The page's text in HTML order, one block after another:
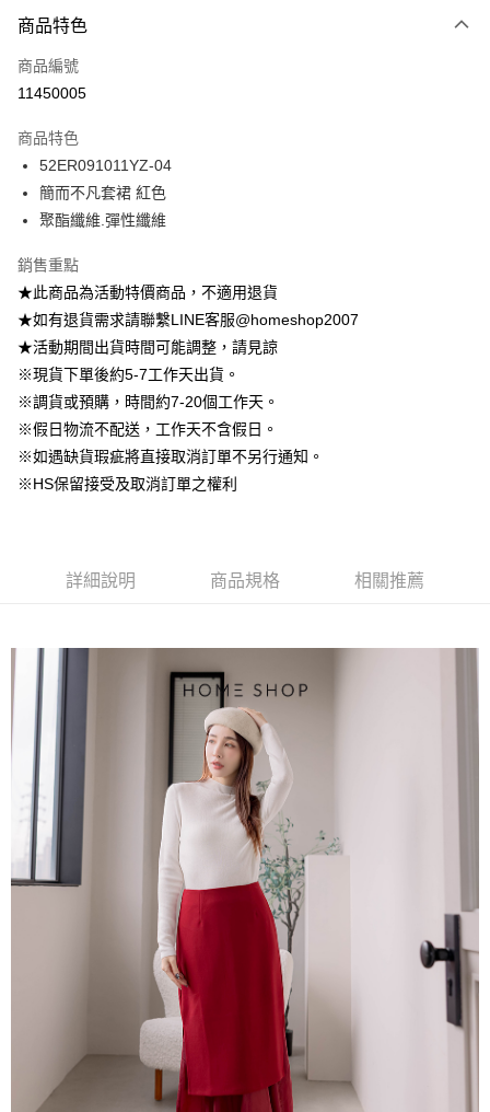
信用卡一次付款
信用卡分期付款
合作金庫商業銀行
華南商業銀行
上海商業儲蓄銀行
國泰世華商業銀行
匯豐（台灣）商業銀行
聯邦商業銀行
遠東國際商業銀行
元大商業銀行
星展（台灣）商業銀行
台新國際商業銀行
中國信託商業銀行
台灣樂天信用卡公司
6 期 0 利率 每期
華南商業銀行
上海商業儲蓄銀行
臺灣中小企業銀行
匯豐（台灣）商業銀行
華泰商業銀行
聯邦商業銀行
遠東國際商業銀行
元大商業銀行
永豐商業銀行
玉山商業銀行
台灣樂天信用卡公司
合作金庫商業銀行
上海商業儲蓄銀行
國泰世華商業銀行
兆豐國際商業銀行
臺灣中小企業銀行
台中商業銀行
匯豐（台灣）商業銀行
華泰商業銀行
聯邦商業銀行
遠東國際商業銀行
元大商業銀行
玉山商業銀行
星展（台灣）商業銀行
台新國際商業銀行
台灣樂天信用卡公司
24 期 0 利率 每期
華南商業銀行
上海商業儲蓄銀行
台北富邦商業銀行
兆豐國際商業銀行
臺灣中小企業銀行
台中商業銀行
匯豐（台灣）商業銀行
華泰商業銀行
聯邦商業銀行
遠東國際商業銀行
永豐商業銀行
玉山商業銀行
星展（台灣）商業銀行
台新國際商業銀行
中國信託商業銀行
台灣樂天信用卡公司
Apple Pay
街口支付
悠遊付
大哥付你分期
相關說明
【大哥付你分期使用說明】
1.本服務由台灣大哥大提供，台灣大哥大用戶可立即使用無須另外申請。
4.訂單成立30分鐘內，如未前往確認交易或遇審核未通過，訂單將自動取
1.分期款項不併入電信帳單，「大哥付你分期」於每月結算日後寄送繳費提
醒簡訊。
2.透過簡訊連結打開帳單後，可選擇「超商條碼／台灣大直營門市／銀行轉
帳／街口支付／iPASS MONEY」等通路繳費。
【注意事項】
1.本服務係由「台灣大哥大股份有限公司」（以下簡稱本公司）所提供，讓
用戶於交易時，得透過本服務購買商品或服務，並由商店將買賣／分期付款
買賣價金債權讓與本公司後，依約使用本公司帳單繳交帳款。
2.基於同意付款使用「大哥付你分期」之契約關係目的，商店將以您的個人
資料（包含姓名、電話或地址）提供予台灣大哥大進項蒐集、處理及利用，
由本公司與您本人進行分期帳單所需資料之確認、核對及更正。
3.完整用戶服務條款，請詳閱以下連結： https://oppay.tw/userRule
AFTEE先享後付
便利好安心！
１．簡單：不需註冊會員、不需綁卡、不需儲值。
【「AFTEE先享後付」結帳流程】
１．於結帳方式選擇「AFTEE先享後付」後，將跳轉至「AFTEE先享後付」
結帳頁面，進行簡訊認證並確認金額後，即可完成結帳。
２．訂單成立數日內，您將收到繳費通知簡訊。
３．收到繳費通知簡訊後14天內，點擊此簡訊中的連結，可透過四大超商／
ATM／網路銀行／等多元方式進行付款，方視為交易完成。
※ 請注意：結帳手續完成當下不需立刻繳費，但若您需要取消訂單，請聯絡
購買商品的店家。未經商家同意取消之訂單仍視為有效，需透過AFTEE先享
後付繳納相關費用。
※ 交易是否成功請以「AFTEE先享後付 」之結帳頁面顯示為準，若有關於
是否繳費成功／繳費後需取消欲退款等相關疑問，請聯繫「AFTEE先享後付
客戶支援中心」
https://netprotections.freshdesk.com/support/home
１．透過由恩沛科技股份有限公司提供之「AFTEE先享後付」服務完成之交
易，需依本服務之必要範圍內提供個人資料，並將交易相關給付款項請求債
權轉讓予恩沛科技股份有限公司。
２．關於個人資料處理事宜，請瀏覽以下網址：
https://aftee.tw/terms/#terms3
３．未成年的使用者請事先徵得法定代理人或監護人之同意方可使用
「AFTEE先享後付」，若未經同意申辦者引起之損失，本公司不負相關責
４．使用「AFTEE先享後付」時，將依據個別帳號之用戶狀況，依本公司即
免運費
付款後萊爾富取貨
免運費
付款後7-11取貨
免運費
一般商品宅配
免運費
每筆NT$80，滿NT$1,500(含以上)免運費
商品特色
商品編號
11450005
商品特色
52ER091011YZ-04
簡而不凡套裙 紅色
聚酯纖維.彈性纖維
銷售重點
★此商品為活動特價商品，不適用退貨
★如有退貨需求請聯繫LINE客服@homeshop2007
★活動期間出貨時間可能調整，請見諒
※現貨下單後約5-7工作天出貨。
※調貨或預購，時間約7-20個工作天。
※假日物流不配送，工作天不含假日。
※如遇缺貨瑕疵將直接取消訂單不另行通知。
※HS保留接受及取消訂單之權利
詳細說明 商品規格 相關推薦